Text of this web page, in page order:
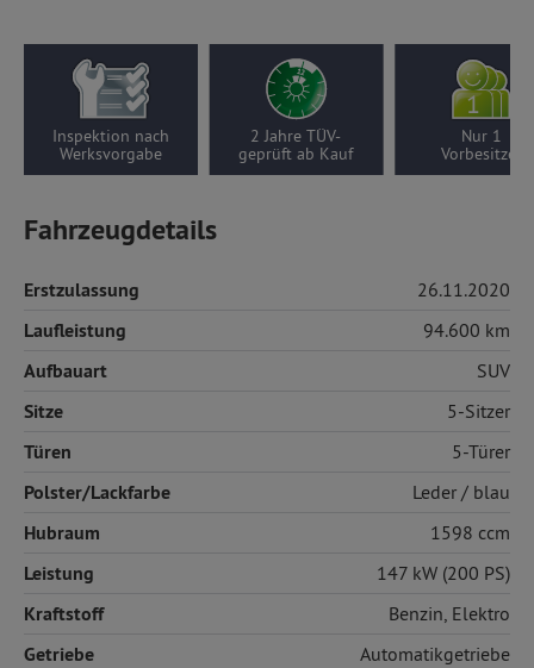
Inspektion nach
Werksvorgabe
2 Jahre TÜV-
geprüft ab Kauf
Vorbesitzer
Fahrzeugdetails
Erstzulassung 26.11.2020
Laufleistung 94.600 km
Aufbauart SUV
Sitze 5-Sitzer
Türen 5-Türer
Polster/Lackfarbe Leder / blau
Hubraum 1598 ccm
Leistung 147 kW (200 PS)
Kraftstoff Benzin, Elektro
Getriebe Automatikgetriebe